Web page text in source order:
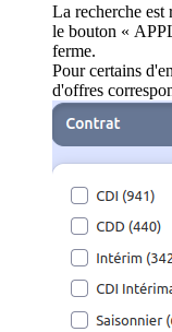
La recherche est
le bouton «
ferme.
Pour certains
d'offres